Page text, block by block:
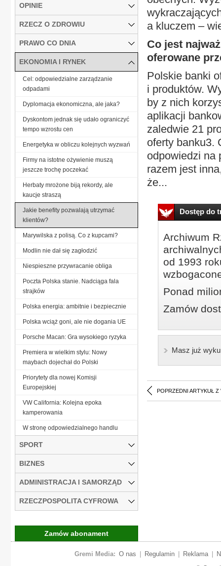
a kluczem –
Co jest
oferowane
Polskie banki
i produktów.
by z nich
aplikacji
zaledwie 21
oferty banku3.
odpowiedzi na
razem jest
że...
Dostęp do
Archiwum
od 1993
Ponad
Zamów
Masz już
POPRZEDNI ARTYKUŁ Z
OPINIE
RZECZ O ZDROWIU
PRAWO CO DNIA
EKONOMIA I RYNEK
Cel: odpowiedzialne zarządzanie
odpadami
Dyplomacja ekonomiczna, ale jaka?
Dyskontom jednak się udało ograniczyć
tempo wzrostu cen
Energetyka w obliczu kolejnych wyzwań
Firmy na istotne ożywienie muszą
jeszcze trochę poczekać
Herbaty mrożone biją rekordy, ale
kaucje straszą
Jakie benefity pozwalają utrzymać
klientów?
Marywilska z polisą. Co z kupcami?
Modlin nie dał się zagłodzić
Niespieszne przywracanie obliga
Poczta Polska stanie. Nadciąga fala
strajków
Polska energia: ambitnie i bezpiecznie
Polska wciąż goni, ale nie dogania UE
Porsche Macan: Gra wysokiego ryzyka
Premiera w wielkim stylu: Nowy
maybach dojechał do Polski
Priorytety dla nowej Komisji
Europejskiej
VW California: Kolejna epoka
kamperowania
W stronę odpowiedzialnego handlu
SPORT
BIZNES
ADMINISTRACJA I SAMORZĄD
RZECZPOSPOLITA CYFROWA
Zamów abonament
Gremi Media: O nas Regulamin Reklama